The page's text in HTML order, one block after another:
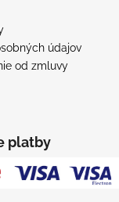
údajov
od zmluvy
platby